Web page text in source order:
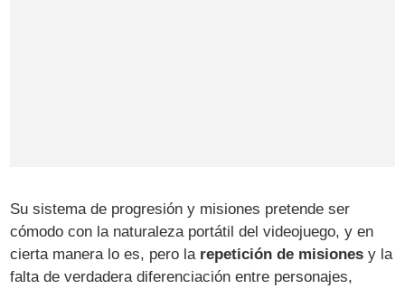
Su sistema de progresión y misiones pretende ser
cómodo con la naturaleza portátil del videojuego, y en
cierta manera lo es, pero la repetición de misiones y la
falta de verdadera diferenciación entre personajes,